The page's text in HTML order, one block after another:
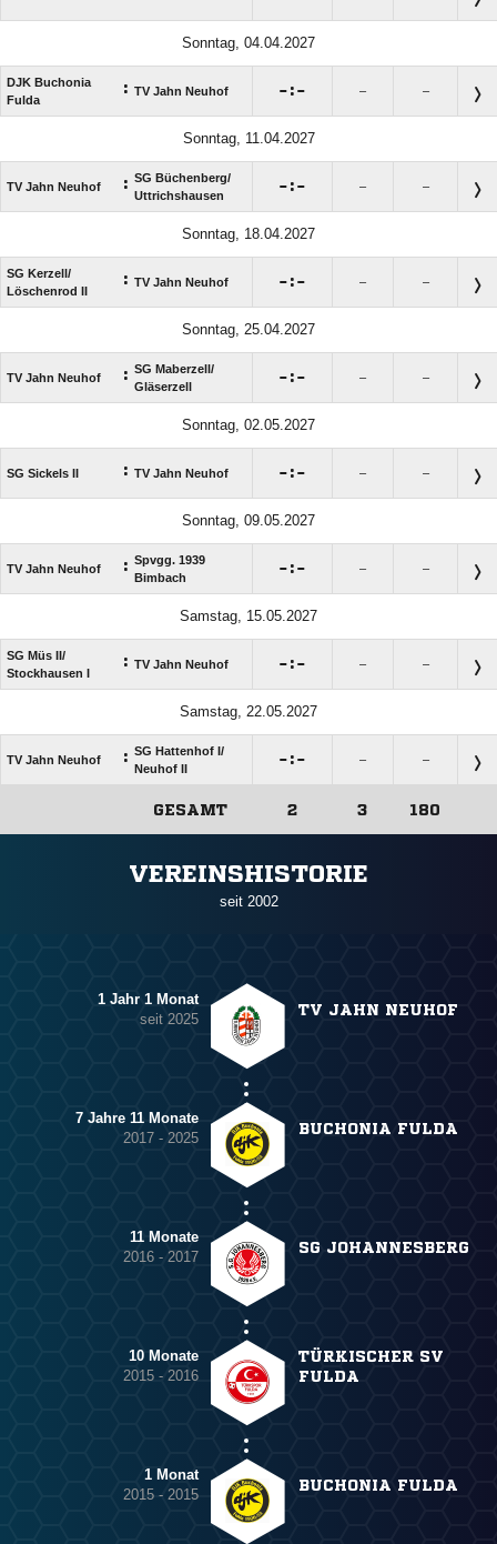
Sonntag, 04.04.2027
DJK Buchonia
Fulda
: TV Jahn Neuhof : – –
Sonntag, 11.04.2027
TV Jahn Neuhof : SG Büchenberg/​
Uttrichshausen
: – –
Sonntag, 18.04.2027
SG Kerzell/​
Löschenrod II
: TV Jahn Neuhof : – –
Sonntag, 25.04.2027
TV Jahn Neuhof : SG Maberzell/​
Gläserzell
: – –
Sonntag, 02.05.2027
SG Sickels II : TV Jahn Neuhof : – –
Sonntag, 09.05.2027
TV Jahn Neuhof : Spvgg. 1939
Bimbach
: – –
Samstag, 15.05.2027
SG Müs II/​
Stockhausen I
: TV Jahn Neuhof : – –
Samstag, 22.05.2027
TV Jahn Neuhof : SG Hattenhof I/​
Neuhof II
: – –
GESAMT 2 3 180
VEREINSHISTORIE
seit 2002
1 Jahr 1 Monat
seit 2025
TV JAHN NEUHOF
7 Jahre 11 Monate
2017 - 2025
BUCHONIA FULDA
11 Monate
2016 - 2017
SG JOHANNESBERG
10 Monate
2015 - 2016
TÜRKISCHER SV
FULDA
1 Monat
2015 - 2015
BUCHONIA FULDA